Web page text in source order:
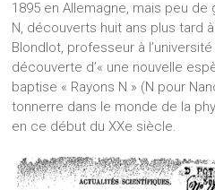
1895 en Allemagne, mais peu
N, découverts huit ans plus tard
Blondlot, professeur à
découverte d’« une nouvelle
baptise « Rayons N » (N pour
tonnerre dans le monde de la
en ce début du XXe siècle.